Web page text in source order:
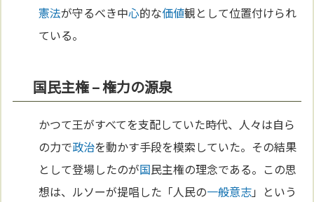
憲法が守るべき中心的な価値観として位置付けられ
ている。
国民主権 – 権力の源泉
かつて王がすべてを支配していた時代、人々は自ら
の力で政治を動かす手段を模索していた。その結果
として登場したのが国民主権の理念である。この思
想は、ルソーが提唱した「人民の一般意志」という